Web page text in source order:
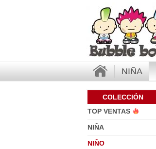
NIÑA
COLECCIÓN
TOP VENTAS
NIÑA
NIÑO